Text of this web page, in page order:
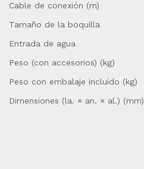
Cable de conexión (m)
Tamaño de la boquilla
Entrada de agua
Peso (con accesorios) (kg)
Peso con embalaje incluido (kg)
Dimensiones (la. × an. × al.) (mm)